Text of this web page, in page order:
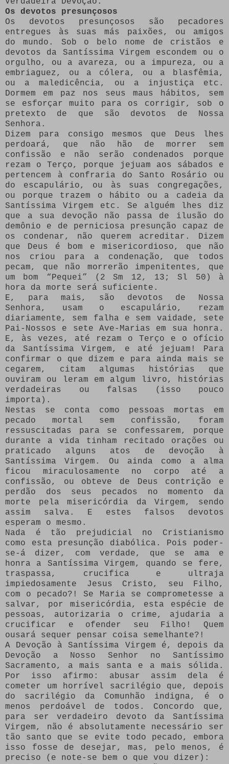
Os devotos presunçosos
Os devotos presunçosos são pecadores
entregues às suas más paixões, ou amigos
do mundo. Sob o belo nome de cristãos e
devotos da Santíssima Virgem escondem ou o
orgulho, ou a avareza, ou a impureza, ou a
embriaguez, ou a cólera, ou a blasfêmia,
ou a maledicência, ou a injustiça etc.
Dormem em paz nos seus maus hábitos, sem
se esforçar muito para os corrigir, sob o
pretexto de que são devotos de Nossa
Senhora.
Dizem para consigo mesmos que Deus lhes
perdoará, que não hão de morrer sem
confissão e não serão condenados porque
rezam o Terço, porque jejuam aos sábados e
pertencem à confraria do Santo Rosário ou
do escapulário, ou às suas congregações,
ou porque trazem o hábito ou a cadeia da
Santíssima Virgem etc. Se alguém lhes diz
que a sua devoção não passa de ilusão do
demônio e de perniciosa presunção capaz de
os condenar, não querem acreditar. Dizem
que Deus é bom e misericordioso, que não
nos criou para a condenação, que todos
pecam, que não morrerão impenitentes, que
um bom “Pequei” (2 Sm 12, 13; Sl 50) à
hora da morte será suficiente.
E, para mais, são devotos de Nossa
Senhora, usam o escapulário, rezam
diariamente, sem falha e sem vaidade, sete
Pai-Nossos e sete Ave-Marias em sua honra.
E, às vezes, até rezam o Terço e o ofício
da Santíssima Virgem, e até jejuam! Para
confirmar o que dizem e para ainda mais se
cegarem, citam algumas histórias que
ouviram ou leram em algum livro, histórias
verdadeiras ou falsas (isso pouco
importa).
Nestas se conta como pessoas mortas em
pecado mortal sem confissão, foram
ressuscitadas para se confessarem, porque
durante a vida tinham recitado orações ou
praticado alguns atos de devoção à
Santíssima Virgem. Ou ainda como a alma
ficou miraculosamente no corpo até a
confissão, ou obteve de Deus contrição e
perdão dos seus pecados no momento da
morte pela misericórdia da Virgem, sendo
assim salva. E estes falsos devotos
esperam o mesmo.
Nada é tão prejudicial no Cristianismo
como esta presunção diabólica. Pois poder-
se-á dizer, com verdade, que se ama e
honra a Santíssima Virgem, quando se fere,
traspassa, crucifica e ultraja
impiedosamente Jesus Cristo, seu Filho,
com o pecado?! Se Maria se comprometesse a
salvar, por misericórdia, esta espécie de
pessoas, autorizaria o crime, ajudaria a
crucificar e ofender seu Filho! Quem
ousará sequer pensar coisa semelhante?!
A Devoção à Santíssima Virgem é, depois da
Devoção a Nosso Senhor no Santíssimo
Sacramento, a mais santa e a mais sólida.
Por isso afirmo: abusar assim dela é
cometer um horrível sacrilégio que, depois
do sacrilégio da Comunhão indigna, é o
menos perdoável de todos. Concordo que,
para ser verdadeiro devoto da Santíssima
Virgem, não é absolutamente necessário ser
tão santo que se evite todo pecado, embora
isso fosse de desejar, mas, pelo menos, é
preciso (e note-se bem o que vou dizer):